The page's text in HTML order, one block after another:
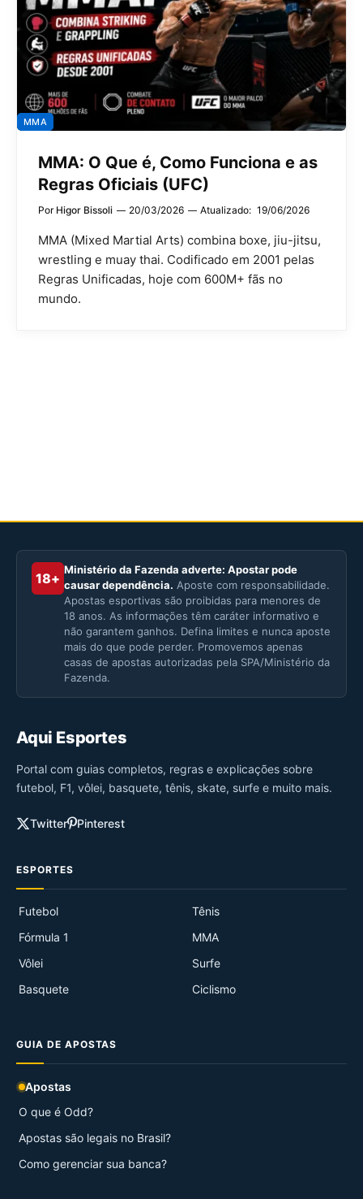
MMA
MMA: O Que é, Como Funciona e as
Regras Oficiais (UFC)
Por Higor Bissoli 20/03/2026 Atualizado: 19/06/2026
MMA (Mixed Martial Arts) combina boxe, jiu-jitsu,
wrestling e muay thai. Codificado em 2001 pelas
Regras Unificadas, hoje com 600M+ fãs no
mundo.
18+
Ministério da Fazenda adverte: Apostar pode
causar dependência. Aposte com responsabilidade.
Apostas esportivas são proibidas para menores de
18 anos. As informações têm caráter informativo e
não garantem ganhos. Defina limites e nunca aposte
mais do que pode perder. Promovemos apenas
casas de apostas autorizadas pela SPA/Ministério da
Fazenda.
Aqui Esportes
Portal com guias completos, regras e explicações sobre
futebol, F1, vôlei, basquete, tênis, skate, surfe e muito mais.
Twitter Pinterest
ESPORTES
Futebol
Fórmula 1
Vôlei
Basquete
Tênis
MMA
Surfe
Ciclismo
GUIA DE APOSTAS
Apostas
O que é Odd?
Apostas são legais no Brasil?
Como gerenciar sua banca?